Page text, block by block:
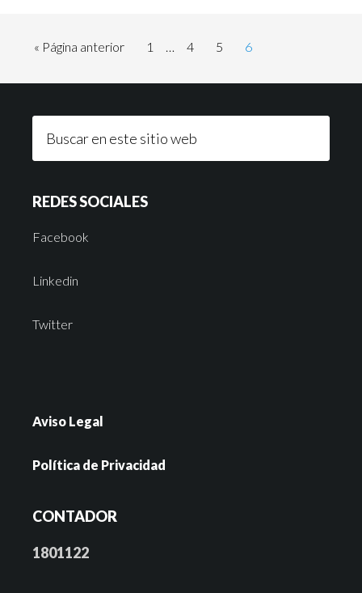
« Página anterior 1 … 4 5 6
REDES SOCIALES
Facebook
Linkedin
Twitter
Aviso Legal
Política de Privacidad
CONTADOR
1801122